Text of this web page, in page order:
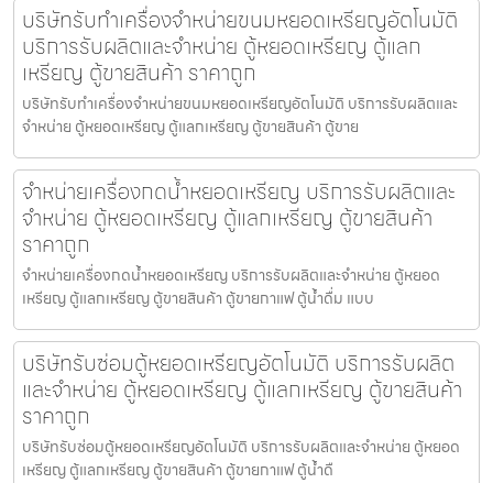
บริษัทรับทำเครื่องจำหน่ายขนมหยอดเหรียญ​​อัตโนมัติ
บริการรับผลิตและจำหน่าย ตู้หยอดเหรียญ ตู้แลก
เหรียญ ตู้ขายสินค้า ราคาถูก
บริษัทรับทำเครื่องจำหน่ายขนมหยอดเหรียญ​​อัตโนมัติ บริการรับผลิตและ
จำหน่าย ตู้หยอดเหรียญ ตู้แลกเหรียญ ตู้ขายสินค้า ตู้ขาย
จำหน่ายเครื่องกดน้ำ​หยอดเหรียญ บริการรับผลิตและ
จำหน่าย ตู้หยอดเหรียญ ตู้แลกเหรียญ ตู้ขายสินค้า
ราคาถูก
จำหน่ายเครื่องกดน้ำ​หยอดเหรียญ บริการรับผลิตและจำหน่าย ตู้หยอด
เหรียญ ตู้แลกเหรียญ ตู้ขายสินค้า ตู้ขายกาแฟ ตู้น้ำดื่ม แบบ
บริษัทรับซ่อมตู้หยอดเหรียญ​อัตโนมัติ บริการรับผลิต
และจำหน่าย ตู้หยอดเหรียญ ตู้แลกเหรียญ ตู้ขายสินค้า
ราคาถูก
บริษัทรับซ่อมตู้หยอดเหรียญ​อัตโนมัติ บริการรับผลิตและจำหน่าย ตู้หยอด
เหรียญ ตู้แลกเหรียญ ตู้ขายสินค้า ตู้ขายกาแฟ ตู้น้ำดื